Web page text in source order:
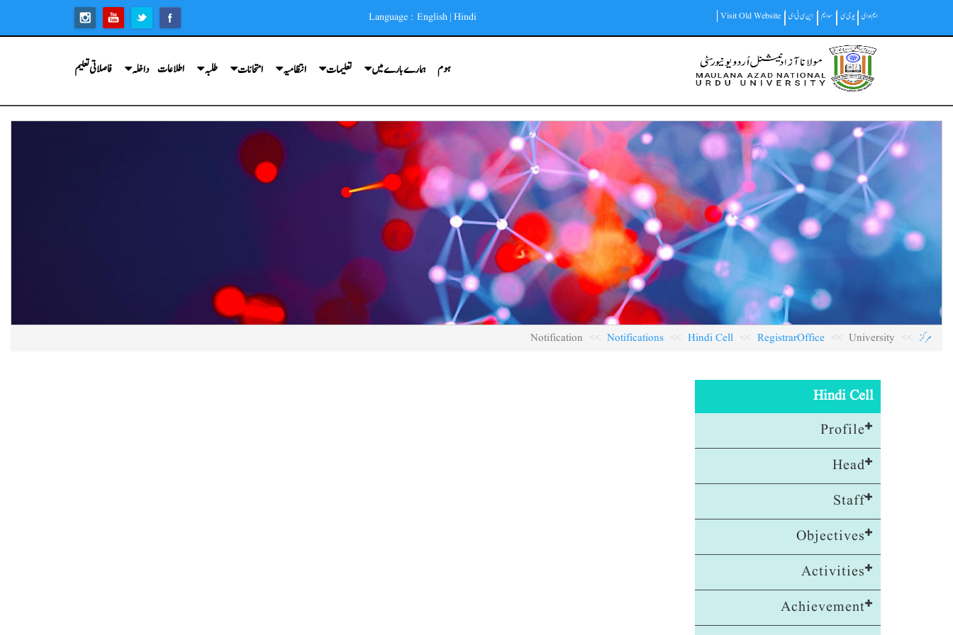
main
ایم او ای یو جی سی سوایم این سی ٹی ای Visit Old Website
Language : English | Hindi
Main
navigation
ہوم ہمارے بارے میں تعلیمات انتظامیہ امتحانات طلبہ اطلاعات داخلہ فاصلاتی تعلیم
مرکز RegistrarOffice
Hindi Cell
Notifications
Hindi Cell
Profile
Head
Staff
Objectives
Activities
Achievement